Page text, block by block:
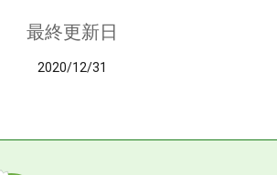
最終更新日
2020/12/31